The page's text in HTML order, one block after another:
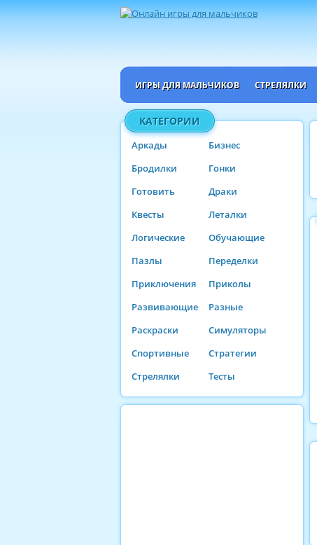
ИГРЫ ДЛЯ МАЛЬЧИКОВ СТРЕЛЯЛКИ
КАТЕГОРИИ
Аркады
Бизнес
Бродилки
Гонки
Готовить
Драки
Квесты
Леталки
Логические
Обучающие
Пазлы
Переделки
Приключения
Приколы
Развивающие
Разные
Раскраски
Симуляторы
Спортивные
Стратегии
Стрелялки
Тесты